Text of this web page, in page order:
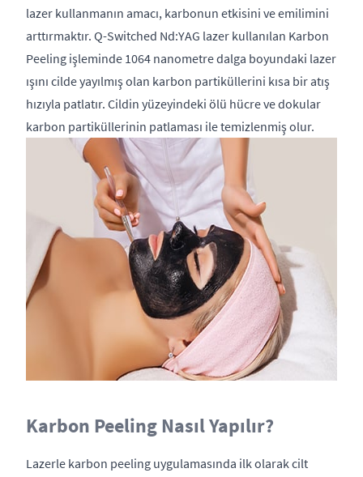
lazer kullanmanın amacı, karbonun etkisini ve emilimini
arttırmaktır. Q-Switched Nd:YAG lazer kullanılan Karbon
Peeling işleminde 1064 nanometre dalga boyundaki lazer
ışını cilde yayılmış olan karbon partiküllerini kısa bir atış
hızıyla patlatır. Cildin yüzeyindeki ölü hücre ve dokular
karbon partiküllerinin patlaması ile temizlenmiş olur.
Karbon Peeling Nasıl Yapılır?
Lazerle karbon peeling uygulamasında ilk olarak cilt